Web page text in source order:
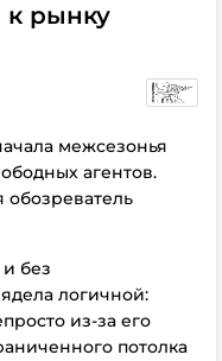
к рынку
межсезонья
агентов.
без
логичной:
из-за его
потолка